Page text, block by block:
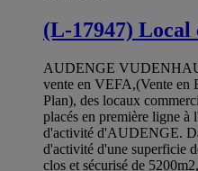
(L-17947) Local
AUDENGE
vente en VEFA,(Vente en
Plan), des locaux
placés en première ligne à
d'activité d'AUDENGE.
d'activité d'une superficie
clos et sécurisé de